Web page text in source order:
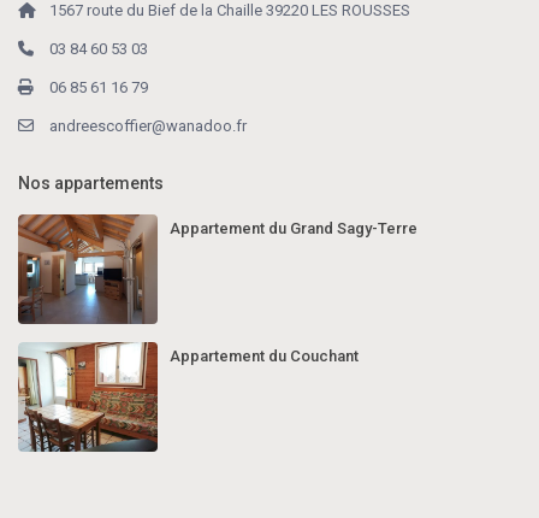
1567 route du Bief de la Chaille 39220 LES ROUSSES
03 84 60 53 03
06 85 61 16 79
andreescoffier@wanadoo.fr
Nos appartements
Appartement du Grand Sagy-Terre
Appartement du Couchant